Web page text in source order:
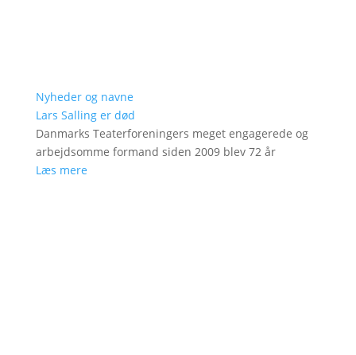
Nyheder og navne
Lars Salling er død
Danmarks Teaterforeningers meget engagerede og
arbejdsomme formand siden 2009 blev 72 år
Læs mere